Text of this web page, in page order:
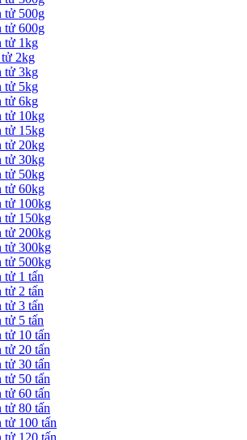
tử 500g
tử 600g
tử 1kg
tử 2kg
tử 3kg
tử 5kg
tử 6kg
tử 10kg
tử 15kg
tử 20kg
tử 30kg
tử 50kg
tử 60kg
tử 100kg
tử 150kg
tử 200kg
tử 300kg
tử 500kg
tử 1 tấn
tử 2 tấn
tử 3 tấn
tử 5 tấn
tử 10 tấn
tử 20 tấn
tử 30 tấn
tử 50 tấn
tử 60 tấn
tử 80 tấn
tử 100 tấn
tử 120 tấn